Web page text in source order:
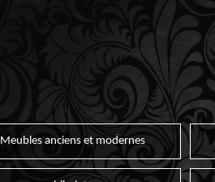
Meubles anciens et modernes